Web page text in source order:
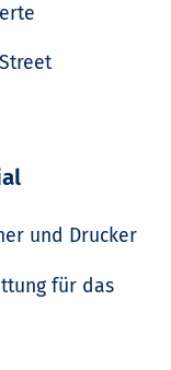
und Drucker
für das